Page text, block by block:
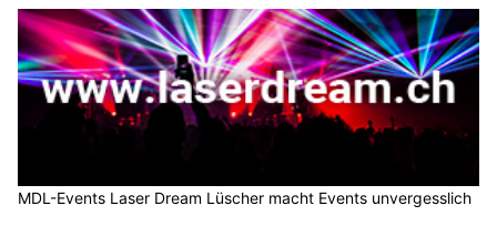
MDL-Events Laser Dream Lüscher macht Events unvergesslich